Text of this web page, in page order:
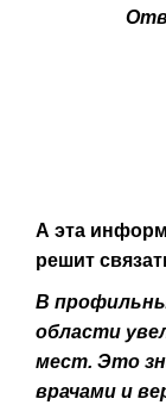
А эта
решит
В
области
мест. Это
врачами и